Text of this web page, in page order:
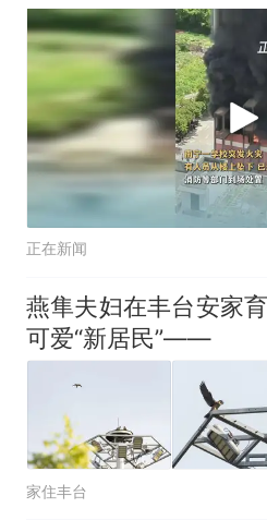
正在新闻
燕隼夫妇在丰台安家
可爱“新居民”——
家住丰台